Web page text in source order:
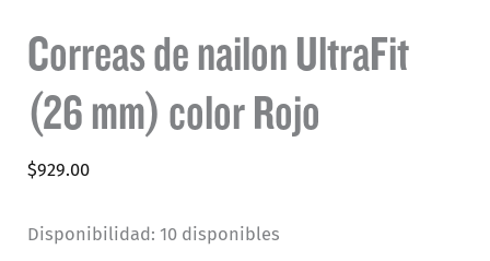
Correas de nailon UltraFit
(26 mm) color Rojo
$929.00
Disponibilidad: 10 disponibles